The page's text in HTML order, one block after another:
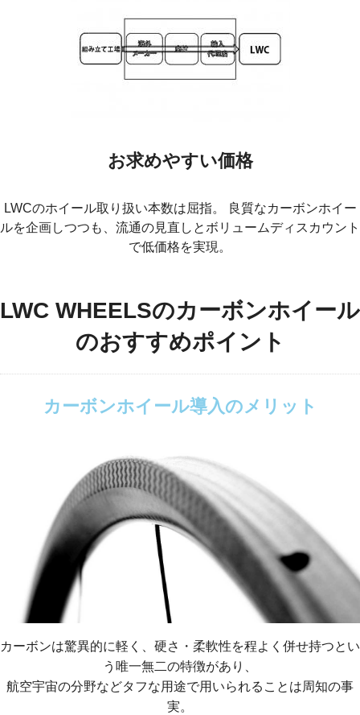
お求めやすい価格
LWCのホイール取り扱い本数は屈指。 良質なカーボンホイー
ルを企画しつつも、流通の見直しとボリュームディスカウント
で低価格を実現。
LWC WHEELSのカーボンホイール
のおすすめポイント
カーボンホイール導入のメリット
カーボンは驚異的に軽く、硬さ・柔軟性を程よく併せ持つとい
う唯一無二の特徴があり、
航空宇宙の分野などタフな用途で用いられることは周知の事
実。